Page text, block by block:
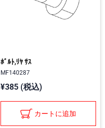
ﾎﾞﾙﾄ,ﾘﾔ ｻｽ
MF140287
¥385 (税込)
カートに追加